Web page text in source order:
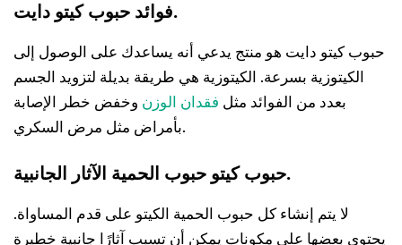
فوائد حبوب كيتو دايت.
حبوب كيتو دايت هو منتج يدعي أنه يساعدك على الوصول إلى
الكيتوزية بسرعة. الكيتوزية هي طريقة بديلة لتزويد الجسم
بعدد من الفوائد مثل فقدان الوزن وخفض خطر الإصابة
بأمراض مثل مرض السكري.
حبوب كيتو حبوب الحمية الآثار الجانبية.
لا يتم إنشاء كل حبوب الحمية الكيتو على قدم المساواة.
يحتوي بعضها على مكونات يمكن أن تسبب آثارًا جانبية خطيرة